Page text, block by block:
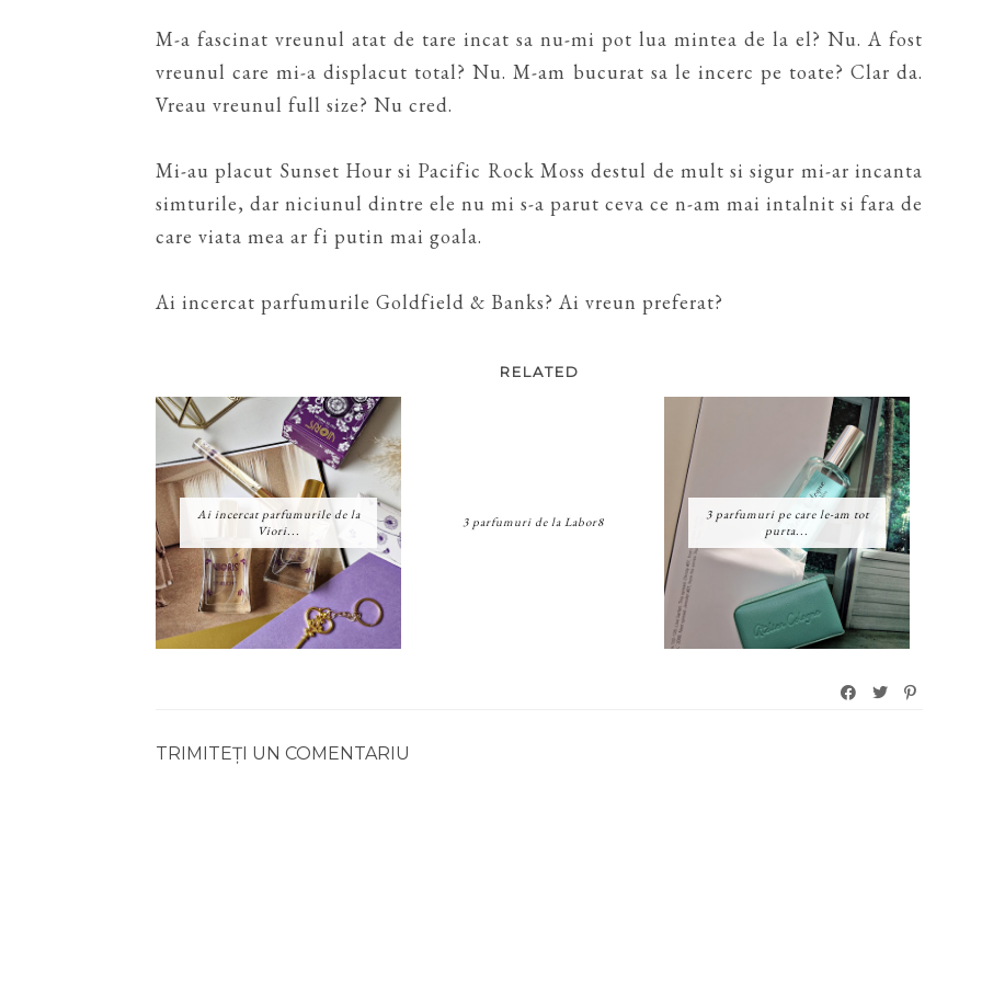
M-a fascinat vreunul atat de tare incat sa nu-mi pot lua mintea de la el? Nu. A fost
vreunul care mi-a displacut total? Nu. M-am bucurat sa le incerc pe toate? Clar da.
Vreau vreunul full size? Nu cred.
Mi-au placut Sunset Hour si Pacific Rock Moss destul de mult si sigur mi-ar incanta
simturile, dar niciunul dintre ele nu mi s-a parut ceva ce n-am mai intalnit si fara de
care viata mea ar fi putin mai goala.
Ai incercat parfumurile Goldfield & Banks? Ai vreun preferat?
RELATED
Ai incercat parfumurile de la
Viori...
3 parfumuri de la Labor8
3 parfumuri pe care le-am tot
purta...
TRIMITEȚI UN COMENTARIU